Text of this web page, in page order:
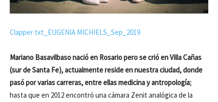
Clapper txt_EUGENIA MICHIELS_Sep_2019
Mariano Basavilbaso nació en Rosario pero se crió en Villa Cañas
(sur de Santa Fe), actualmente reside en nuestra ciudad, donde
pasó por varias carreras, entre ellas medicina y antropología;
hasta que en 2012 encontró una cámara Zenit analógica de la